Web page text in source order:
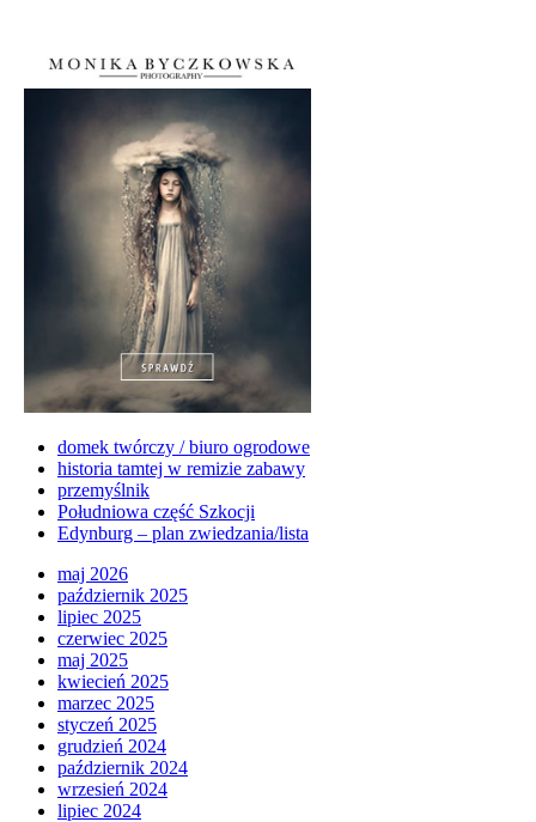
domek twórczy / biuro ogrodowe
historia tamtej w remizie zabawy
przemyślnik
Południowa część Szkocji
Edynburg – plan zwiedzania/lista
maj 2026
październik 2025
lipiec 2025
czerwiec 2025
maj 2025
kwiecień 2025
marzec 2025
styczeń 2025
grudzień 2024
październik 2024
wrzesień 2024
lipiec 2024